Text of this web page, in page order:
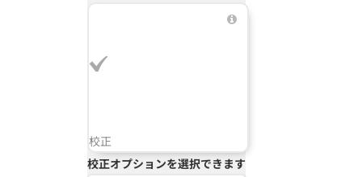
校正
校正オプションを選択できます